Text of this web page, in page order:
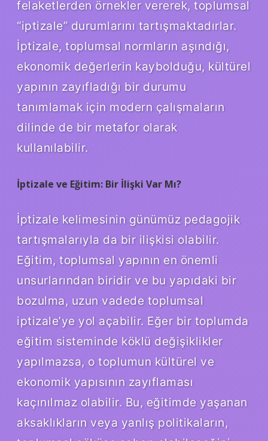
felaketlerden örnekler vererek, toplumsal
“iptizale” durumlarını tartışmaktadırlar.
İptizale, toplumsal normların aşındığı,
ekonomik değerlerin kaybolduğu, kültürel
yapının zayıfladığı bir durumu
tanımlamak için modern çalışmaların
dilinde de bir metafor olarak
kullanılabilir.
İptizale ve Eğitim: Bir İlişki Var Mı?
İptizale kelimesinin günümüz pedagojik
tartışmalarıyla da bir ilişkisi olabilir.
Eğitim, toplumsal yapının en önemli
unsurlarından biridir ve bu yapıdaki bir
bozulma, uzun vadede toplumsal
iptizale’ye yol açabilir. Eğer bir toplumda
eğitim sisteminde köklü değişiklikler
yapılmazsa, o toplumun kültürel ve
ekonomik yapısının zayıflaması
kaçınılmaz olabilir. Bu, eğitimde yaşanan
aksaklıkların veya yanlış politikaların,